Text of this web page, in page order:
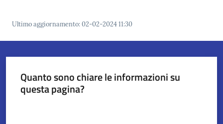
on-
line
Ultimo aggiornamento:02-02-2024 11:30
Quanto sono chiare le informazioni su
questa pagina?